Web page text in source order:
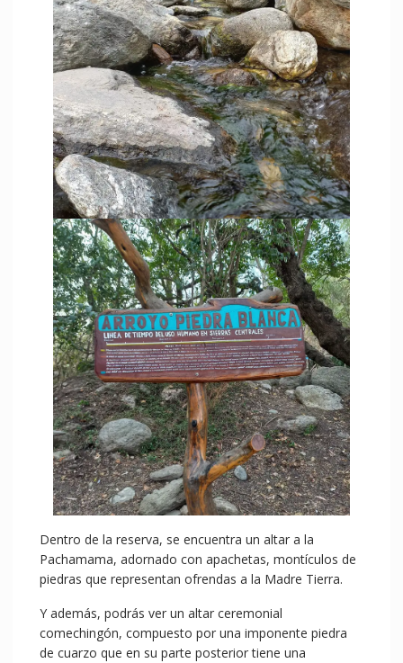
Dentro de la reserva, se encuentra un altar a la
Pachamama, adornado con apachetas, montículos de
piedras que representan ofrendas a la Madre Tierra.
Y además, podrás ver un altar ceremonial
comechingón, compuesto por una imponente piedra
de cuarzo que en su parte posterior tiene una